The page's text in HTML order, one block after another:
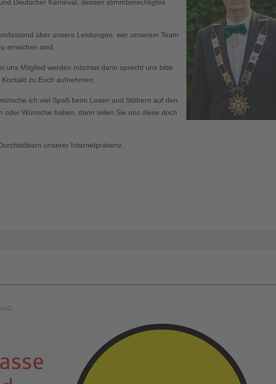
Deutscher Karneval, dessen stimmberechtigtes
über unsere Leistungen, wer unserem Team
erreichen sind.
uns Mitglied werden möchtet dann sprecht uns bitte
zu Euch aufnehmen.
ich viel Spaß beim Lesen und Stöbern auf den
oder Wünsche haben, dann teilen Sie uns diese doch
unserer Internetpräsenz.